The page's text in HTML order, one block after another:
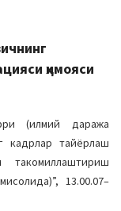
ҳимояси
(илмий даража
кадрлар тайёрлаш
такомиллаштириш
13.00.07–